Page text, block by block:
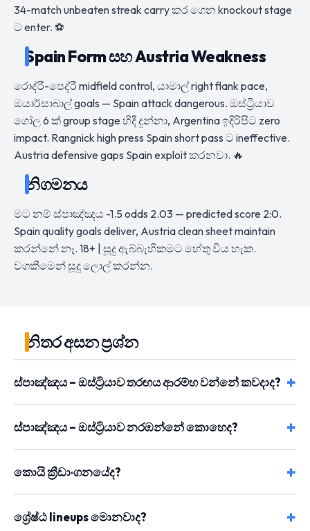
34-match unbeaten streak carry කර ගෙන knockout stage
ට enter. ⚽
Spain Form සහ Austria Weakness
රොද්රී-පෙද්රී midfield control, යාමාල් right flank pace,
ඔයාර්සාබාල් goals — Spain attack dangerous. ඔස්ට්‍රියාව
ගෝල 6 ක් group stage හිදී දුන්නා, Argentina ඉදිරිපිට zero
impact. Rangnick high press Spain short pass ට ineffective.
Austria defensive gaps Spain exploit කරනවා. 🔥
නිගමනය
මට නම් ස්පාඤ්ඤය -1.5 odds 2.03 — predicted score 2:0.
Spain quality goals deliver, Austria clean sheet maintain
කරන්නේ නෑ. 18+ | සූදු ඇබ්බැහිකමට හේතු විය හැක.
වගකීමෙන් සූදු ලොල් කරන්න.
නිතර අසන ප්‍රශ්න
ස්පාඤ්ඤය – ඔස්ට්‍රියාව තරඟය ආරම්භ වන්නේ කවදාද?
ස්පාඤ්ඤය – ඔස්ට්‍රියාව නරඹන්නේ කොහෙද?
කොයි ක්‍රීඩාංගනයේද?
ශ්‍රේෂ්ඨ lineups මොනවාද?